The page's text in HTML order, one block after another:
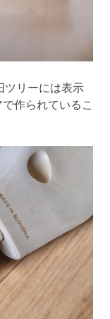
ツリーには表示
作られているこ